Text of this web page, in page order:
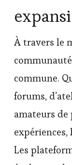
À travers le
commune.
forums,
amateurs
expériences,
Les